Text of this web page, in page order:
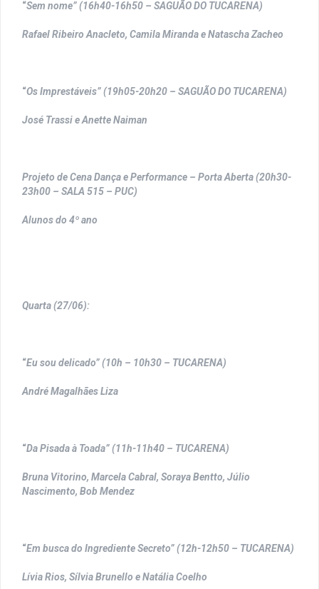
“Sem nome” (16h40-16h50 – SAGUÃO DO TUCARENA)
Rafael Ribeiro Anacleto, Camila Miranda e Natascha Zacheo
“Os Imprestáveis” (19h05-20h20 – SAGUÃO DO TUCARENA)
José Trassi e Anette Naiman
Projeto de Cena Dança e Performance – Porta Aberta (20h30-
23h00 – SALA 515 – PUC)
Alunos do 4º ano
Quarta (27/06):
“Eu sou delicado” (10h – 10h30 – TUCARENA)
André Magalhães Liza
“Da Pisada à Toada” (11h-11h40 – TUCARENA)
Bruna Vitorino, Marcela Cabral, Soraya Bentto, Júlio
Nascimento, Bob Mendez
“Em busca do Ingrediente Secreto” (12h-12h50 – TUCARENA)
Lívia Rios, Sílvia Brunello e Natália Coelho